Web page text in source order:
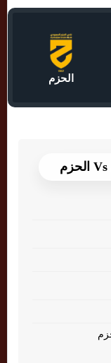
الحزم